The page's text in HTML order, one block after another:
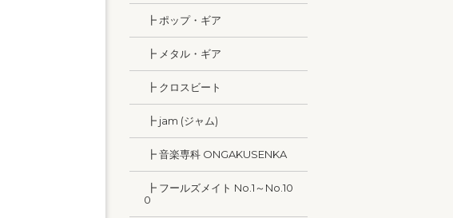
┣ ポップ・ギア
┣ メタル・ギア
┣ クロスビート
┣ jam (ジャム)
┣ 音楽専科 ONGAKUSENKA
┣ フールズメイト No.1～No.10
0